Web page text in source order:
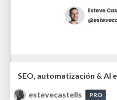
SEO, automatización & AI
estevecastells
PRO